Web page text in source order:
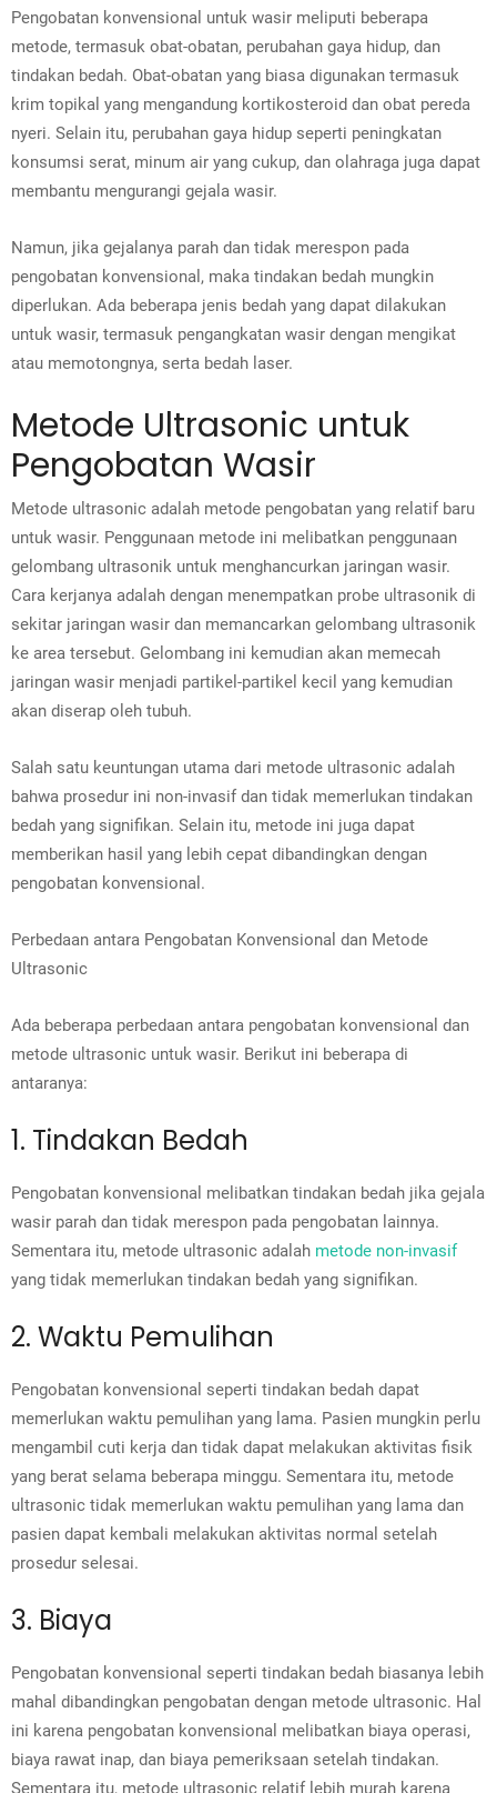
Pengobatan konvensional untuk wasir meliputi beberapa
metode, termasuk obat-obatan, perubahan gaya hidup, dan
tindakan bedah. Obat-obatan yang biasa digunakan termasuk
krim topikal yang mengandung kortikosteroid dan obat pereda
nyeri. Selain itu, perubahan gaya hidup seperti peningkatan
konsumsi serat, minum air yang cukup, dan olahraga juga dapat
membantu mengurangi gejala wasir.
Namun, jika gejalanya parah dan tidak merespon pada
pengobatan konvensional, maka tindakan bedah mungkin
diperlukan. Ada beberapa jenis bedah yang dapat dilakukan
untuk wasir, termasuk pengangkatan wasir dengan mengikat
atau memotongnya, serta bedah laser.
Metode Ultrasonic untuk
Pengobatan Wasir
Metode ultrasonic adalah metode pengobatan yang relatif baru
untuk wasir. Penggunaan metode ini melibatkan penggunaan
gelombang ultrasonik untuk menghancurkan jaringan wasir.
Cara kerjanya adalah dengan menempatkan probe ultrasonik di
sekitar jaringan wasir dan memancarkan gelombang ultrasonik
ke area tersebut. Gelombang ini kemudian akan memecah
jaringan wasir menjadi partikel-partikel kecil yang kemudian
akan diserap oleh tubuh.
Salah satu keuntungan utama dari metode ultrasonic adalah
bahwa prosedur ini non-invasif dan tidak memerlukan tindakan
bedah yang signifikan. Selain itu, metode ini juga dapat
memberikan hasil yang lebih cepat dibandingkan dengan
pengobatan konvensional.
Perbedaan antara Pengobatan Konvensional dan Metode
Ultrasonic
Ada beberapa perbedaan antara pengobatan konvensional dan
metode ultrasonic untuk wasir. Berikut ini beberapa di
antaranya:
1. Tindakan Bedah
Pengobatan konvensional melibatkan tindakan bedah jika gejala
wasir parah dan tidak merespon pada pengobatan lainnya.
Sementara itu, metode ultrasonic adalah metode non-invasif
yang tidak memerlukan tindakan bedah yang signifikan.
2. Waktu Pemulihan
Pengobatan konvensional seperti tindakan bedah dapat
memerlukan waktu pemulihan yang lama. Pasien mungkin perlu
mengambil cuti kerja dan tidak dapat melakukan aktivitas fisik
yang berat selama beberapa minggu. Sementara itu, metode
ultrasonic tidak memerlukan waktu pemulihan yang lama dan
pasien dapat kembali melakukan aktivitas normal setelah
prosedur selesai.
3. Biaya
Pengobatan konvensional seperti tindakan bedah biasanya lebih
mahal dibandingkan pengobatan dengan metode ultrasonic. Hal
ini karena pengobatan konvensional melibatkan biaya operasi,
biaya rawat inap, dan biaya pemeriksaan setelah tindakan.
Sementara itu, metode ultrasonic relatif lebih murah karena